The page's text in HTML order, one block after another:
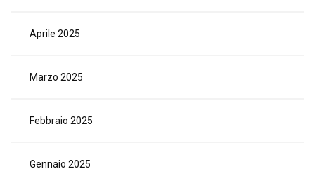
Aprile 2025
Marzo 2025
Febbraio 2025
Gennaio 2025